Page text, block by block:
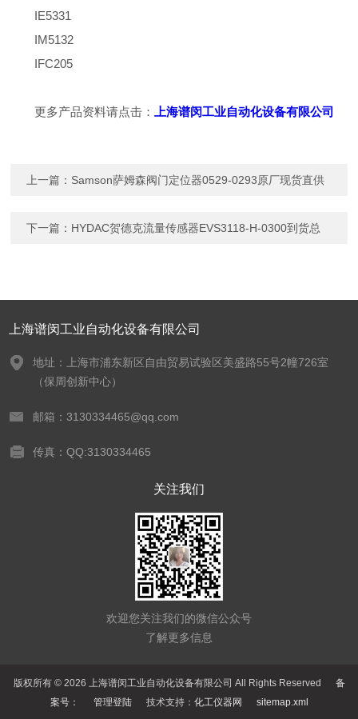
IE5331
IM5132
IFC205
更多产品资料请点击： 上海谱闵工业自动化设备有限公司
上一篇： Samson萨姆森阀门定位器0529-0293原厂现货直供
下一篇： HYDAC贺德克流量传感器EVS3118-H-0300到货总
上海谱闵工业自动化设备有限公司
地址：上海市浦东新区自由贸易试验区美盛路55号2幢726室
（保周创新中心）
邮箱：3130334465@qq.com
传真：QQ:3130334465
关注我们
欢迎您关注我们的微信公众号
了解更多信息
版权所有 © 2026 上海谱闵工业自动化设备有限公司 All Rights Reserved 备
案号：
管理登陆技术支持： 化工仪器网 sitemap.xml